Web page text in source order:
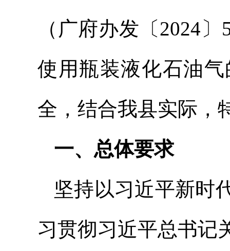
（广府办发〔2024
使用瓶装液化石油
全，结合我县实际，
一、总体要求
坚持以习近平新时
习贯彻习近平总书记